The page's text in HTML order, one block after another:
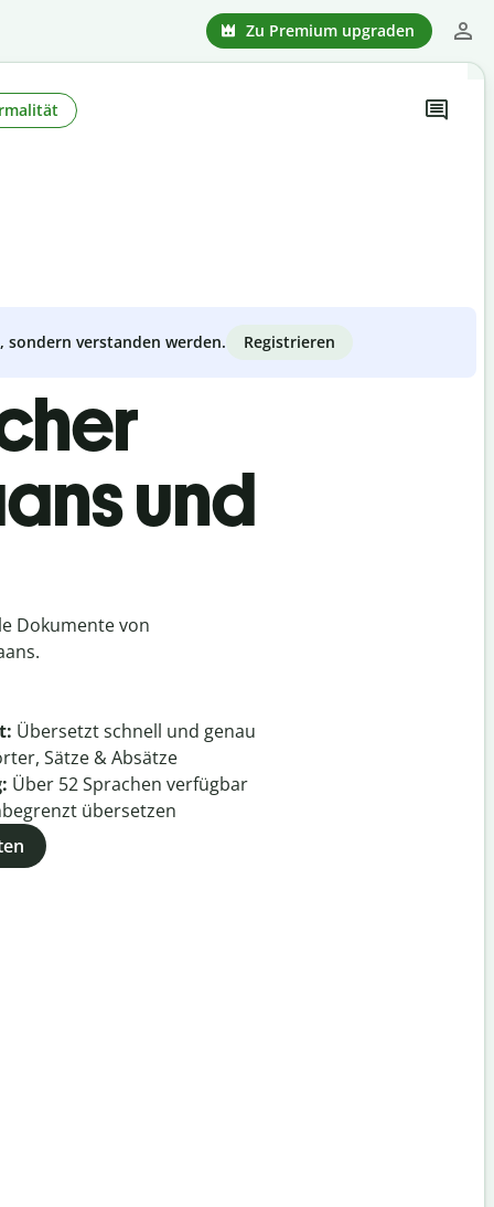
Zu Premium upgraden
verstanden werden. Registrieren
und
Dokumente von
Übersetzt schnell und genau
Sätze & Absätze
Über 52Sprachen verfügbar
übersetzen